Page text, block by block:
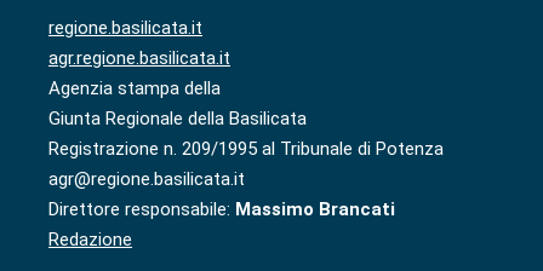
regione.basilicata.it
agr.regione.basilicata.it
Agenzia stampa della
Giunta Regionale della Basilicata
Registrazione n. 209/1995 al Tribunale di Potenza
agr@regione.basilicata.it
Direttore responsabile: Massimo Brancati
Redazione